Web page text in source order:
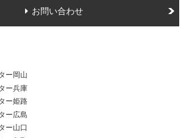
お問い合わせ
ー岡山
ー兵庫
ー姫路
ー広島
ー山口